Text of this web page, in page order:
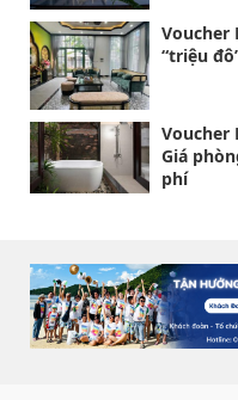
Voucher
“triệu
Voucher
Giá
phí